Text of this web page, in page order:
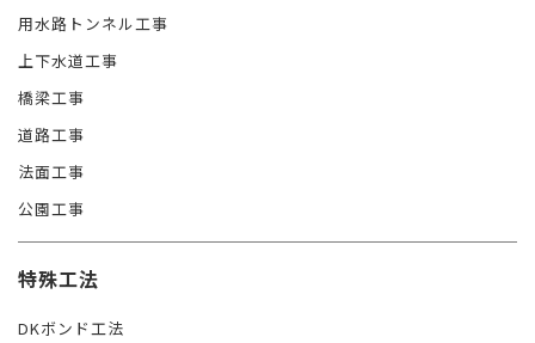
用水路トンネル工事
上下水道工事
橋梁工事
道路工事
法面工事
公園工事
特殊工法
DKボンド工法